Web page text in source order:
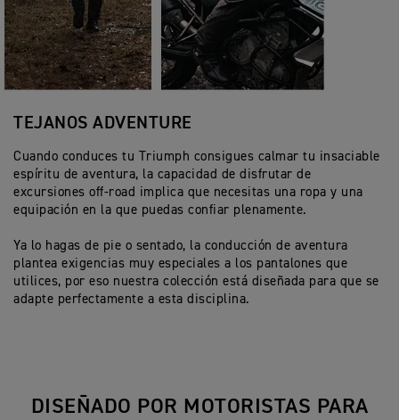
TEJANOS ADVENTURE
Cuando conduces tu Triumph consigues calmar tu insaciable
espíritu de aventura, la capacidad de disfrutar de
excursiones off-road implica que necesitas una ropa y una
equipación en la que puedas confiar plenamente.
Ya lo hagas de pie o sentado, la conducción de aventura
plantea exigencias muy especiales a los pantalones que
utilices, por eso nuestra colección está diseñada para que se
adapte perfectamente a esta disciplina.
DISEÑADO POR MOTORISTAS PARA